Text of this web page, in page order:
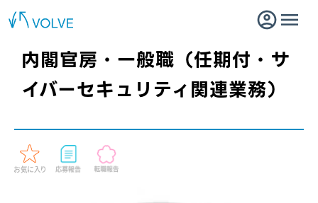
内閣官房・一般職（任期付・サ
イバーセキュリティ関連業務）